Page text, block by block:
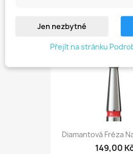
Diamantová Fréza
149,00
Jen nezbytné
Přejít na stránku